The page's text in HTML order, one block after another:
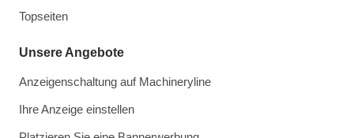
Topseiten
Unsere Angebote
Anzeigenschaltung auf Machineryline
Ihre Anzeige einstellen